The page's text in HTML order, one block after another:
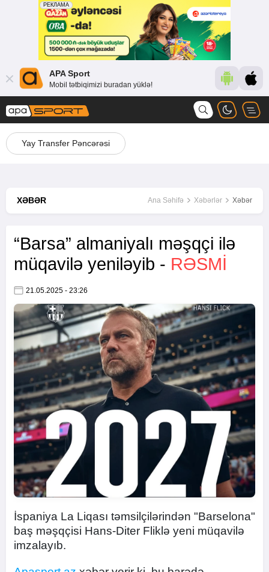
APA Sport
Mobil tətbiqimizi buradan yüklə!
Yay Transfer Pəncərəsi
XƏBƏR Ana Səhifə Xəbərlər Xəbər
“Barsa” almaniyalı məşqçi ilə
müqavilə yeniləyib - RƏSMİ
21.05.2025 - 23:26
İspaniya La Liqası təmsilçilərindən "Barselona"
baş məşqçisi Hans-Diter Fliklə yeni müqavilə
imzalayıb.